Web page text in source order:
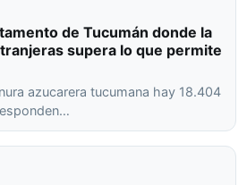
de Tucumán donde la
supera lo que permite
azucarera tucumana hay 18.404